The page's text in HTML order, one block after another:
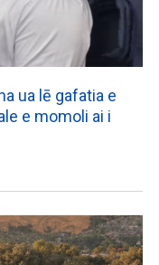
ua lē gafatia e
e momoli ai i